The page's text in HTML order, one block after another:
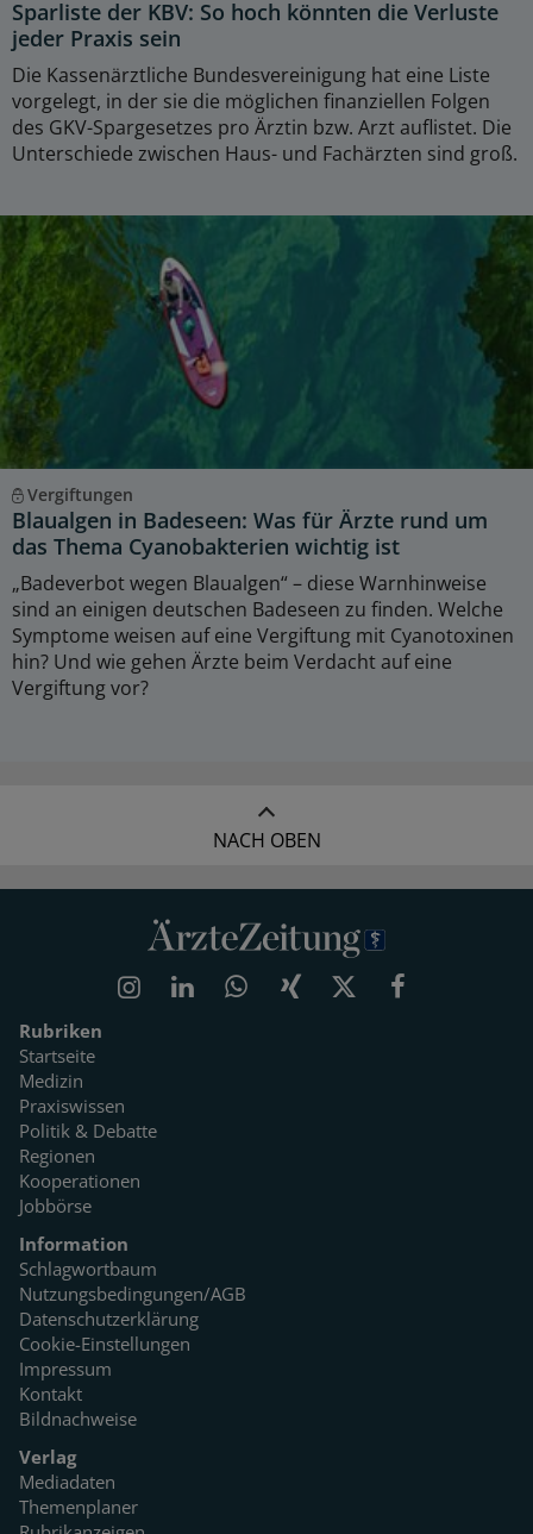
Sparliste der KBV: So hoch könnten die Verluste
jeder Praxis sein
Die Kassenärztliche Bundesvereinigung hat eine Liste
vorgelegt, in der sie die möglichen finanziellen Folgen
des GKV-Spargesetzes pro Ärztin bzw. Arzt auflistet. Die
Unterschiede zwischen Haus- und Fachärzten sind groß.
Vergiftungen
Blaualgen in Badeseen: Was für Ärzte rund um
das Thema Cyanobakterien wichtig ist
„Badeverbot wegen Blaualgen“ – diese Warnhinweise
sind an einigen deutschen Badeseen zu finden. Welche
Symptome weisen auf eine Vergiftung mit Cyanotoxinen
hin? Und wie gehen Ärzte beim Verdacht auf eine
Vergiftung vor?
NACH OBEN
Rubriken
Startseite
Medizin
Praxiswissen
Politik & Debatte
Regionen
Kooperationen
Jobbörse
Information
Schlagwortbaum
Nutzungsbedingungen/AGB
Datenschutzerklärung
Cookie-Einstellungen
Impressum
Kontakt
Bildnachweise
Verlag
Mediadaten
Themenplaner